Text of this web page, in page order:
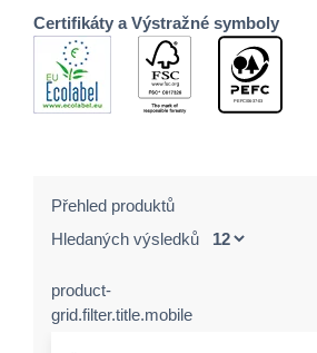
Certifikáty a Výstražné symboly
Přehled produktů
Hledaných výsledků
product-
grid.filter.title.mobile